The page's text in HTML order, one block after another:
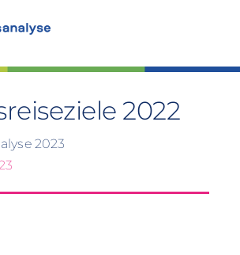
2022
2023